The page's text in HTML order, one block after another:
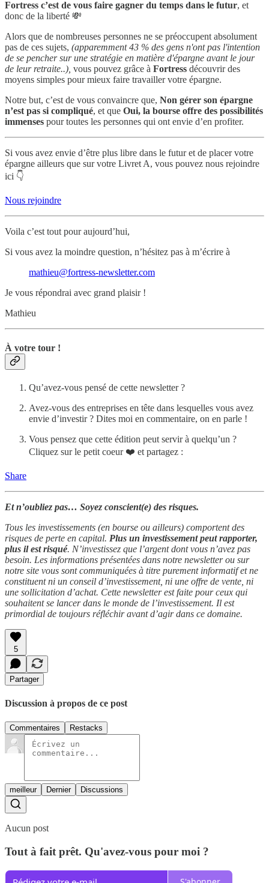
Fortress c’est de vous faire gagner du temps dans le futur, et
donc de la liberté 💸
Alors que de nombreuses personnes ne se préoccupent absolument
pas de ces sujets, (apparemment 43 % des gens n'ont pas l'intention
de se pencher sur une stratégie en matière d'épargne avant le jour
de leur retraite..), vous pouvez grâce à Fortress découvrir des
moyens simples pour mieux faire travailler votre épargne.
Notre but, c’est de vous convaincre que, Non gérer son épargne
n’est pas si compliqué, et que Oui, la bourse offre des possibilités
immenses pour toutes les personnes qui ont envie d’en profiter.
Si vous avez envie d’être plus libre dans le futur et de placer votre
épargne ailleurs que sur votre Livret A, vous pouvez nous rejoindre
ici 👇
Nous rejoindre
Voila c’est tout pour aujourd’hui,
Si vous avez la moindre question, n’hésitez pas à m’écrire à
mathieu@fortress-newsletter.com
Je vous répondrai avec grand plaisir !
Mathieu
À votre tour !
Qu’avez-vous pensé de cette newsletter ?
Avez-vous des entreprises en tête dans lesquelles vous avez
envie d’investir ? Dites moi en commentaire, on en parle !
Vous pensez que cette édition peut servir à quelqu’un ?
Cliquez sur le petit coeur ❤️ et partagez :
Share
Et n’oubliez pas… Soyez conscient(e) des risques.
Tous les investissements (en bourse ou ailleurs) comportent des
risques de perte en capital. Plus un investissement peut rapporter,
plus il est risqué. N’investissez que l’argent dont vous n’avez pas
besoin. Les informations présentées dans notre newsletter ou sur
notre site vous sont communiquées à titre purement informatif et ne
constituent ni un conseil d’investissement, ni une offre de vente, ni
une sollicitation d’achat. Cette newsletter est faite pour ceux qui
souhaitent se lancer dans le monde de l’investissement. Il est
primordial de toujours réfléchir avant d’agir dans ce domaine.
5
Partager
Discussion à propos de ce post
Commentaires Restacks
meilleur Dernier Discussions
Aucun post
Tout à fait prêt. Qu'avez-vous pour moi ?